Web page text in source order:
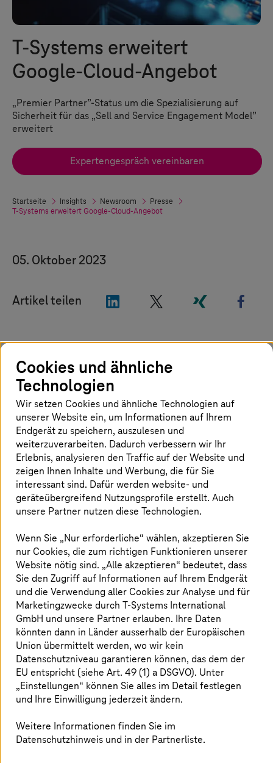
T-Systems erweitert
Google-Cloud-Angebot
„Premier Partner”-Status um die Spezialisierung auf
Sicherheit für das „Sell and Service Engagement Model”
erweitert
Expertengespräch vereinbaren
Startseite Insights Newsroom
Presse
T-Systems erweitert Google-Cloud-Angebot
05. Oktober 2023
Artikel teilen "LinkedIn" "Xing"
and Service Engagement Model“
erhalten
T-Systemshat für ein weiteres Jahr den
„Premier Partner“-Status für Google Cloud im
„Sell and Service Engagement Model“ erreicht.
Dies ist die höchstmögliche Partnerstufe.
Zudem hat die IT-Geschäftskundensparte der
Deutschen Telekom ihre Google-Cloud-
Services um die Security-Spezialisierung
den Anspruch vonT-Systems, höchste
Standards und umfassendes Know-how für
Google-Cloud-Services zu liefern.
Begehrte Security-Spezialisierung
Die Spezialisierungen markieren die höchste Stufe der
technischen Expertise für Google-Cloud-Partner. Die
Spezialisierungen werden auf Basis der Fähigkeiten der
Partner vergeben, die sie in erfolgreichen
Kundenprojekten unter Beweis gestellt haben.
Cookies und ähnliche
Technologien
Wir setzen Cookies und ähnliche Technologien auf
unserer Website ein, um Informationen auf Ihrem
Endgerät zu speichern, auszulesen und
weiterzuverarbeiten. Dadurch verbessern wir Ihr
Erlebnis, analysieren den Traffic auf der Website und
zeigen Ihnen Inhalte und Werbung, die für Sie
interessant sind. Dafür werden website- und
geräteübergreifend Nutzungsprofile erstellt. Auch
unsere Partner nutzen diese Technologien.
Wenn Sie „Nur erforderliche“ wählen, akzeptieren Sie
nur Cookies, die zum richtigen Funktionieren unserer
Website nötig sind. „Alle akzeptieren“ bedeutet, dass
Sie den Zugriff auf Informationen auf Ihrem Endgerät
und die Verwendung aller Cookies zur Analyse und für
Marketingzwecke durchT-Systems International
GmbH und unsere Partner erlauben. Ihre Daten
könnten dann in Länder ausserhalb der Europäischen
Union übermittelt werden, wo wir kein
Datenschutzniveau garantieren können, das dem der
EU entspricht (siehe Art. 49 (1) a DSGVO). Unter
„Einstellungen“ können Sie alles im Detail festlegen
und Ihre Einwilligung jederzeit ändern.
Weitere Informationen finden Sie im
Datenschutzhinweis und in der Partnerliste.